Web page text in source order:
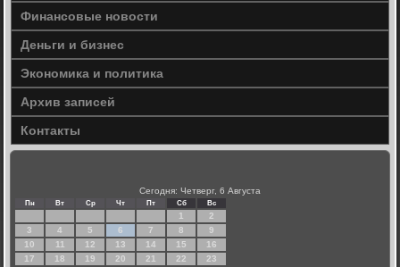
Финансовые новости
Деньги и бизнес
Экономика и политика
Архив записей
Контакты
Сегодня: Четверг, 6 Августа
Пн Вт Ср Чт Пт Сб Вс
1
2
3
4 5 6 7 8
9
10
11 12 13 14 15
16
17
18 19 20 21 22
23